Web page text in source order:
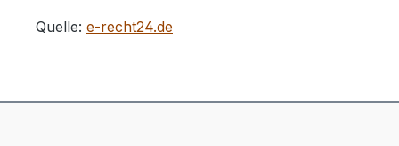
Quelle: e-recht24.de